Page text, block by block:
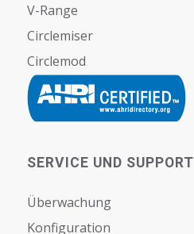
V-Range
Circlemiser
Circlemod
SERVICE UND SUPPORT
Überwachung
Konfiguration